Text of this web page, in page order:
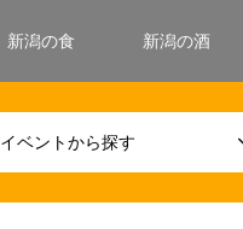
新潟の食 新潟の酒
イベントから探す